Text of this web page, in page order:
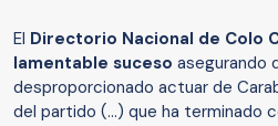
El Directorio Nacional de Colo
lamentable suceso asegurando
desproporcionado actuar de
del partido (...) que ha terminado